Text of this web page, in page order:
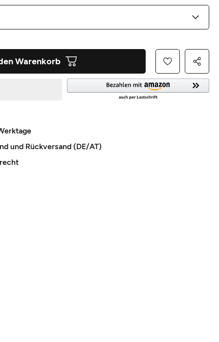
Warenkorb
und Rückversand (DE/AT)